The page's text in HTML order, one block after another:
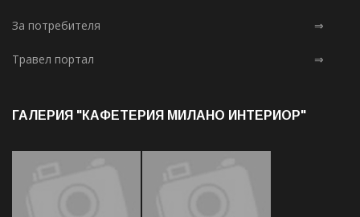
За потребителя ⇒
Травел портал ⇒
ГАЛЕРИЯ "КАФЕТЕРИЯ МИЛАНО ИНТЕРИОР"